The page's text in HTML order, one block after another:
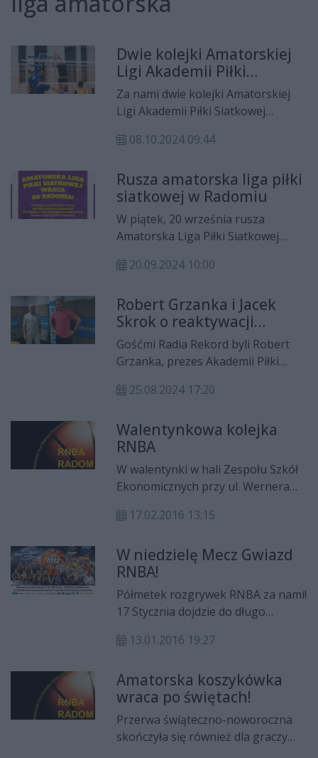
Dwie kolejki Amatorskiej
Ligi Akademii Piłki
Siatkowej za nami
Za nami dwie kolejki Amatorskiej
Ligi Akademii Piłki Siatkowej
siedem zespołów. Zmagania
przerwie.
08.10.2024 09:44
Rusza amatorska liga piłki
siatkowej w Radomiu
W piątek, 20 września rusza
Amatorska Liga Piłki Siatkowej
rywalizacji przystąpi osiem
20.09.2024 10:00
Robert Grzanka i Jacek
Skrok o reaktywacji
siatkarskiej ligi
amatorskiej w Radomiu
Gośćmi Radia Rekord byli Robert
Grzanka, prezes Akademii Piłki
trener tego klubu. Mówili o
siatkowej w Radomiu.
25.08.2024 17:20
Walentynkowa kolejka
RNBA
W walentynki w hali Zespołu Szkół
Ekonomicznych przy ul. Wernera
ramach 12. kolejki rozgrywek
Amatorskiego (RNBA).
17.02.2016 13:15
W niedzielę Mecz Gwiazd
RNBA!
Półmetek rozgrywek RNBA za nami!
17 Stycznia dojdzie do długo
amatorskiej ligi koszykówki
zespołem "Reszty Świata",
składającym się z najlepszych
graczy pozostałych drużyn. Na
kibiców czekają liczne atrakcje.
13.01.2016 19:27
Amatorska koszykówka
wraca po świętach!
Przerwa świąteczno-noworoczna
skończyła się również dla graczy